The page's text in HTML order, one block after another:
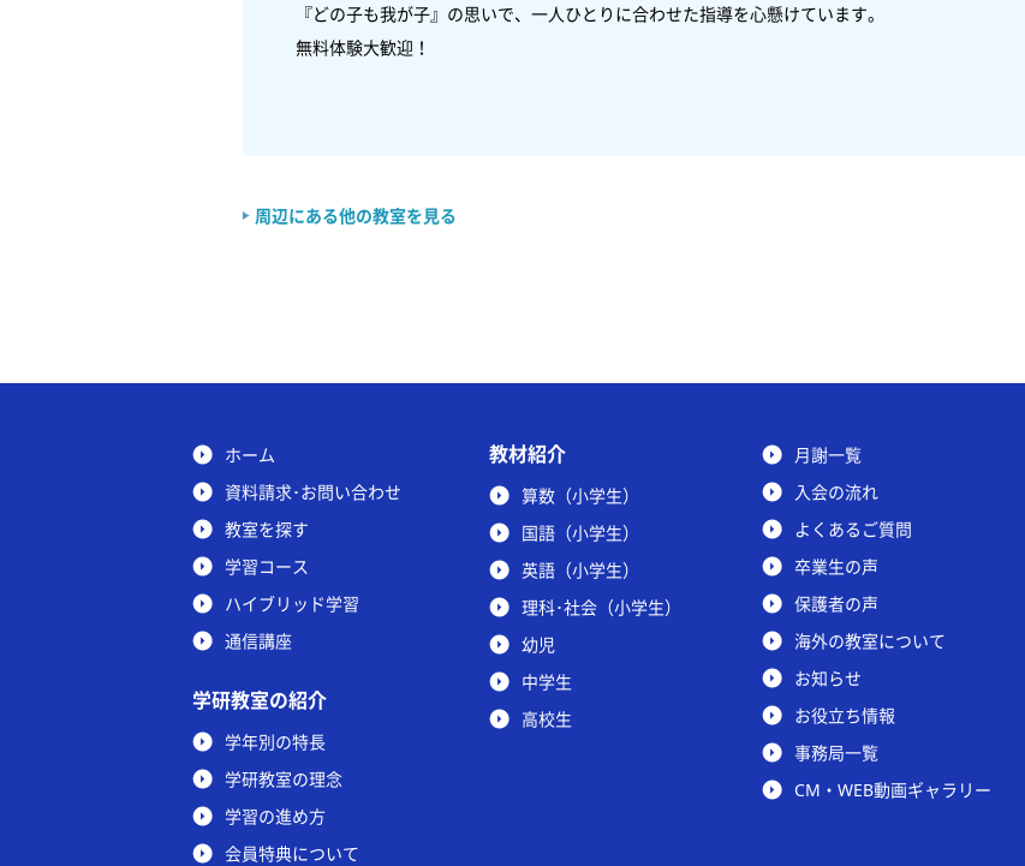
『どの子も我が子』の思いで、一人ひとりに合わせた指導を心懸けています。
無料体験大歓迎！
周辺にある他の教室を見る
ホーム
資料請求･お問い合わせ
教室を探す
学習コース
ハイブリッド学習
通信講座
学研教室の紹介
学年別の特長
学研教室の理念
学習の進め方
会員特典について
教材紹介
算数（小学生）
国語（小学生）
英語（小学生）
理科･社会（小学生）
幼児
中学生
高校生
月謝一覧
入会の流れ
よくあるご質問
卒業生の声
保護者の声
海外の教室について
お知らせ
お役立ち情報
事務局一覧
CM・WEB動画ギャラリー